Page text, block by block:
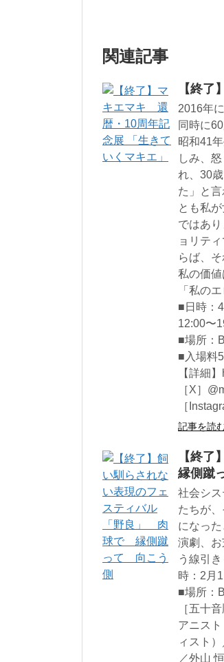
関連記事
【終
2016年
同時に
昭和41
しみ、
れ、30
た」と
とも私
ではあ
ョリテ
らば、
私の価
「私の
■日時：
12:00〜
■場所：
■入場料
【詳細
［X］
［
記事を読
【終
縁側蹴
社会シ
たちが
になっ
演劇、
う線引
時：2月
■場所：
［五十
アニス
ィスト
／外山